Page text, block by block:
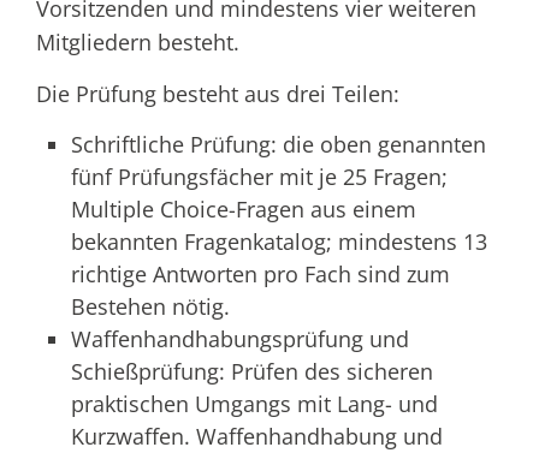
Vorsitzenden und mindestens vier weiteren
Mitgliedern besteht.
Die Prüfung besteht aus drei Teilen:
Schriftliche Prüfung: die oben genannten
fünf Prüfungsfächer mit je 25 Fragen;
Multiple Choice-Fragen aus einem
bekannten Fragenkatalog; mindestens 13
richtige Antworten pro Fach sind zum
Bestehen nötig.
Waffenhandhabungsprüfung und
Schießprüfung: Prüfen des sicheren
praktischen Umgangs mit Lang- und
Kurzwaffen. Waffenhandhabung und